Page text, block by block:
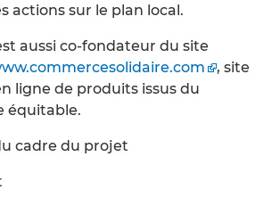
actions sur le plan local.
aussi co-fondateur du site
, site
ligne de produits issus du
équitable.
cadre du projet